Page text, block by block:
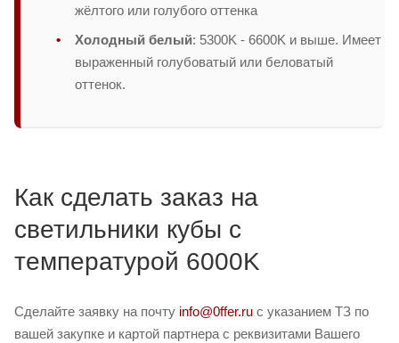
жёлтого или голубого оттенка
Холодный белый: 5300K - 6600K и выше. Имеет
выраженный голубоватый или беловатый
оттенок.
Как сделать заказ на
светильники кубы с
температурой 6000K
Сделайте заявку на почту info@0ffer.ru с указанием ТЗ по
вашей закупке и картой партнера с реквизитами Вашего